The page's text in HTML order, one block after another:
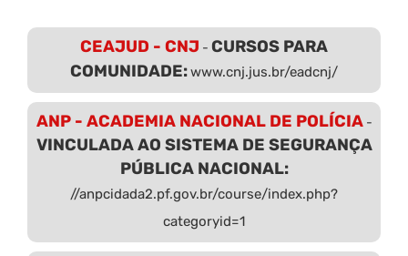
CEAJUD - CNJ - CURSOS PARA
COMUNIDADE:www.cnj.jus.br/eadcnj/
ANP - ACADEMIA NACIONAL DE POLÍCIA-
VINCULADA AO SISTEMA DE SEGURANÇA
PÚBLICA NACIONAL:
//anpcidada2.pf.gov.br/course/index.php?
categoryid=1